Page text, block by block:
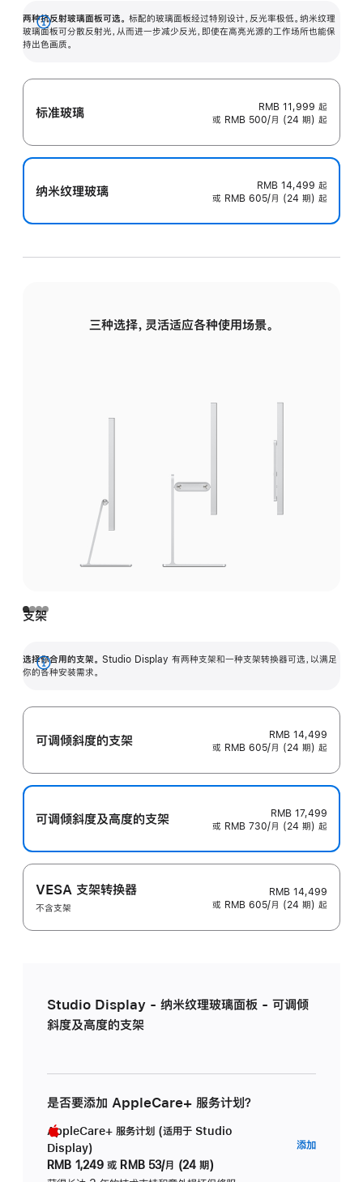
两种抗反射玻璃面板可选。 标配的玻璃面板经过特别设计，反光率极低。纳米纹理
玻璃面板可分散反射光，从而进一步减少反光，即使在高亮光源的工作场所也能保
持出色画质。
展
开
标准玻璃 RMB 11,999 起
或 RMB 500/月 (24 期) 起
纳米纹理玻璃 RMB 14,499 起
或 RMB 605/月 (24 期) 起
三种选择，灵活适应各种使用场景。
支架
选择你合用的支架。 Studio Display 有两种支架和一种支架转换器可选，以满足
你的各种安装需求。
展
可调倾斜度的支架
RMB 14,499
或 RMB 605/月 (24 期) 起
可调倾斜度及高‍度的支‍架
RMB 17,499
或 RMB 730/月 (24 期) 起
VESA 支架转换器
不含支架
RMB 14,499
或 RMB 605/月 (24 期) 起
Studio Display - 纳米纹理玻璃面板 - 可调倾
斜度及高度的支架
是否要添加 AppleCare+ 服务计划？
AppleCare+ 服务计划 (适用于 Studio
Display)
RMB 1,249 或 RMB 53/月 (24 期)
添加